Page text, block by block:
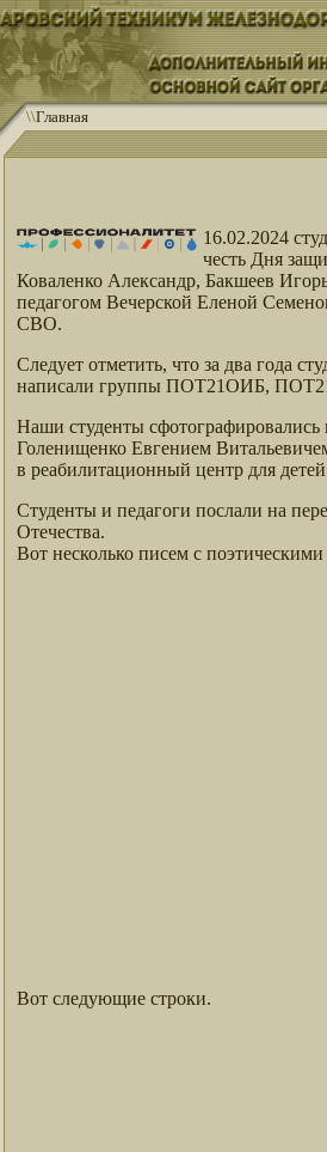
\\Главная
16.02.2024
честь Дня
Коваленко Александр, Бакшеев
педагогом Вечерской Еленой
СВО.
Следует отметить, что за два года
написали группы ПОТ21ОИБ,
Наши студенты сфотографировались
Голенищенко Евгением
в реабилитационный центр для
Студенты и педагоги послали на
Отечества.
Вот несколько писем с
Вот следующие строки.